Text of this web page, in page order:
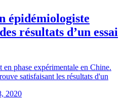
épidémiologiste
résultats d’un essai
phase expérimentale en Chine.
satisfaisant les résultats d'un
2020